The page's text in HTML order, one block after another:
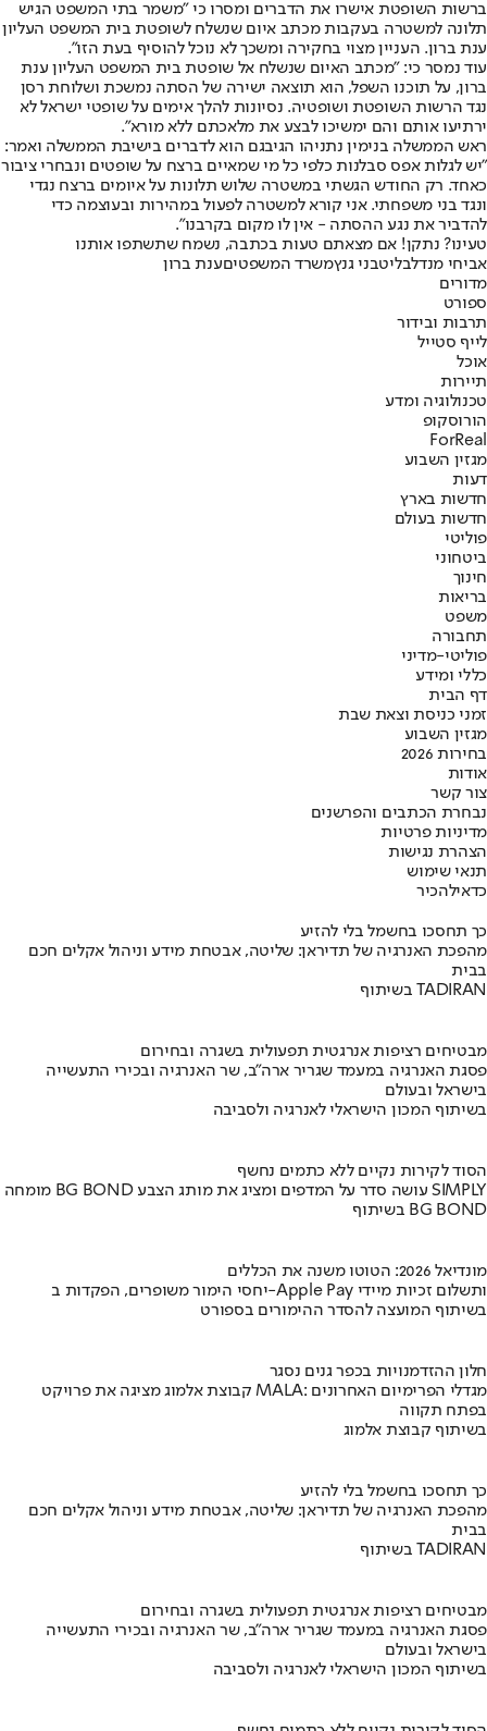
ברשות השופטת אישרו את הדברים ומסרו כי "משמר בתי המשפט הגיש
תלונה למשטרה בעקבות מכתב איום שנשלח לשופטת בית המשפט העליון
ענת ברון. העניין מצוי בחקירה ומשכך לא נוכל להוסיף בעת הזו".
עוד נמסר כי: "מכתב האיום שנשלח אל שופטת בית המשפט העליון ענת
ברון, על תוכנו השפל, הוא תוצאה ישירה של הסתה נמשכת ושלוחת רסן
נגד הרשות השופטת ושופטיה. נסיונות להלך אימים על שופטי ישראל לא
ירתיעו אותם והם ימשיכו לבצע את מלאכתם ללא מורא".
ראש הממשלה בנימין נתניהו הגיבגם הוא לדברים בישיבת הממשלה ואמר:
"יש לגלות אפס סבלנות כלפי כל מי שמאיים ברצח על שופטים ונבחרי ציבור
כאחד. רק החודש הגשתי במשטרה שלוש תלונות על איומים ברצח נגדי
ונגד בני משפחתי. אני קורא למשטרה לפעול במהירות ובעוצמה כדי
להדביר את נגע ההסתה - אין לו מקום בקרבנו".
טעינו? נתקן! אם מצאתם טעות בכתבה, נשמח שתשתפו אותנו
אביחי מנדלבליטבני גנץמשרד המשפטיםענת ברון
מדורים
ספורט
תרבות ובידור
לייף סטייל
אוכל
תיירות
טכנולוגיה ומדע
הורוסקופ
ForReal
מגזין השבוע
דעות
חדשות בארץ
חדשות בעולם
פוליטי
ביטחוני
חינוך
בריאות
משפט
תחבורה
פוליטי-מדיני
כללי ומידע
דף הבית
זמני כניסת וצאת שבת
מגזין השבוע
בחירות 2026
אודות
צור קשר
נבחרת הכתבים והפרשנים
מדיניות פרטיות
הצהרת נגישות
תנאי שימוש
כדאילהכיר
כך תחסכו בחשמל בלי להזיע
מהפכת האנרגיה של תדיראן: שליטה, אבטחת מידע וניהול אקלים חכם
בבית
בשיתוף TADIRAN
מבטיחים רציפות אנרגטית תפעולית בשגרה ובחירום
פסגת האנרגיה במעמד שגריר ארה"ב, שר האנרגיה ובכירי התעשייה
בישראל ובעולם
בשיתוף המכון הישראלי לאנרגיה ולסביבה
הסוד לקירות נקיים ללא כתמים נחשף
מומחה BG BOND עושה סדר על המדפים ומציג את מותג הצבע SIMPLY
בשיתוף BG BOND
מונדיאל 2026: הטוטו משנה את הכללים
יחסי הימור משופרים, הפקדות ב-Apple Pay ותשלום זכיות מיידי
בשיתוף המועצה להסדר ההימורים בספורט
חלון ההזדמנויות בכפר גנים נסגר
קבוצת אלמוג מציגה את פרויקט MALA: מגדלי הפרימיום האחרונים
בפתח תקווה
בשיתוף קבוצת אלמוג
כך תחסכו בחשמל בלי להזיע
מהפכת האנרגיה של תדיראן: שליטה, אבטחת מידע וניהול אקלים חכם
בבית
בשיתוף TADIRAN
מבטיחים רציפות אנרגטית תפעולית בשגרה ובחירום
פסגת האנרגיה במעמד שגריר ארה"ב, שר האנרגיה ובכירי התעשייה
בישראל ובעולם
בשיתוף המכון הישראלי לאנרגיה ולסביבה